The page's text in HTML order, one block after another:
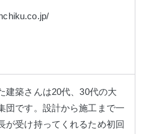
建築さんは20代、30代の大
団です。設計から施工まで一
が受け持ってくれるため初回